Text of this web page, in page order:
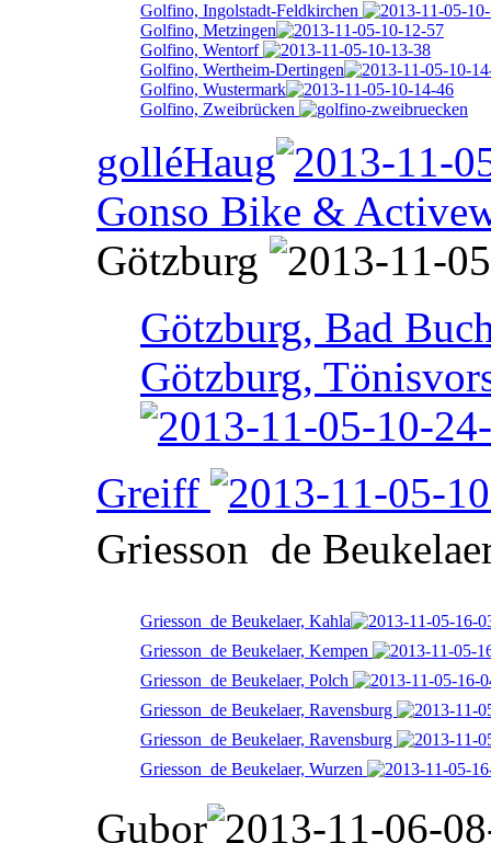
Golfino, Ingolstadt-Feldkirchen
Golfino, Metzingen
Golfino, Wentorf
Golfino, Wertheim-Dertingen
Golfino, Wustermark
Golfino, Zweibrücken
golléHaug
Gonso Bike &
Götzburg
Götzburg, Bad
Götzburg,
Greiff
Griesson  de
Griesson  de Beukelaer, Kahla
Griesson  de Beukelaer, Kempen
Griesson  de Beukelaer, Polch
Griesson  de Beukelaer, Ravensburg
Griesson  de Beukelaer, Ravensburg
Griesson  de Beukelaer, Wurzen
Gubor